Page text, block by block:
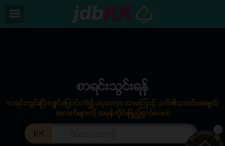
စာရင္းသြင္းရန္
စာရင္းသြင္းျပီးလွ်င္ေျပာင္းလဲ၍ မရေတာ့ေသာေျကာင့္ သင္၏သတင္းအခ်က္
အလက္မ်ားကို အမွန္တိုင္းျဖည့္စြက္ေပးပါ
KK
×
ေခါင္းစဥ္ ( ေဆာင္းပါး )
အမွတ္စဥ္မ်ား
ကြ ်နု္ပ္တုိိ ့အေၾကာင္း
Installation